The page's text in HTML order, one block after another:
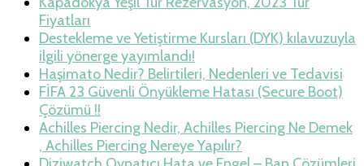
Fiyatları
Destekleme ve Yetiştirme Kursları (DYK) kılavuzuyla
ilgili yönerge yayımlandı!
Haşimato Nedir? Belirtileri, Nedenleri ve Tedavisi
FİFA 23 Güvenli Önyükleme Hatası (Secure Boot)
Çözümü !!
Achilles Piercing Nedir, Achilles Piercing Ne Demek
, Achilles Piercing Nereye Yapılır?